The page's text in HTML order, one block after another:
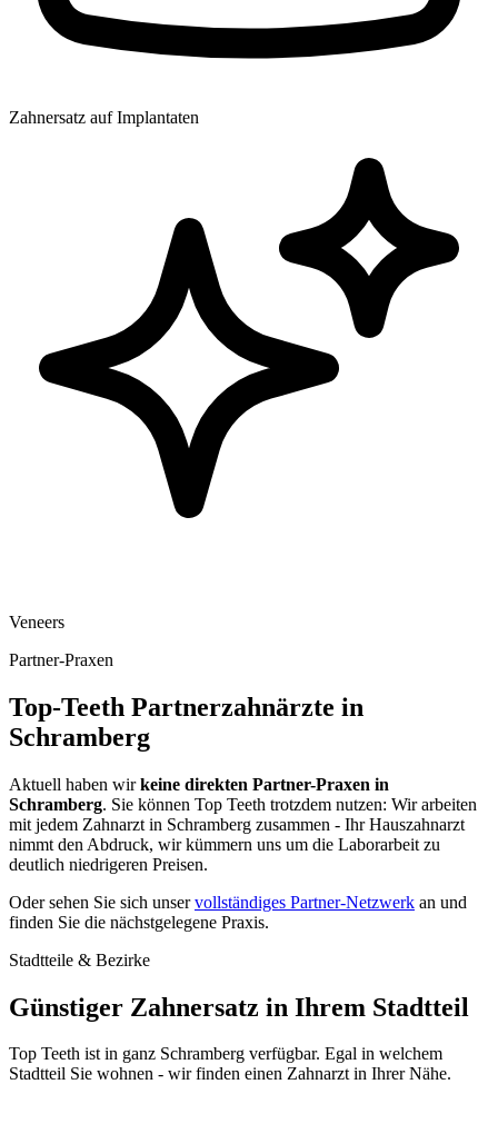
Zahnersatz auf Implantaten
Veneers
Partner-Praxen
Top-Teeth Partnerzahnärzte in
Schramberg
Aktuell haben wirkeine direkten Partner-Praxen in
Schramberg. Sie können Top Teeth trotzdem nutzen: Wir arbeiten
mit jedem Zahnarzt in Schramberg zusammen - Ihr Hauszahnarzt
nimmt den Abdruck, wir kümmern uns um die Laborarbeit zu
deutlich niedrigeren Preisen.
Oder sehen Sie sich unservollständiges Partner-Netzwerk an und
finden Sie die nächstgelegene Praxis.
Stadtteile & Bezirke
Günstiger Zahnersatz in Ihrem Stadtteil
Top Teeth ist in ganz Schramberg verfügbar. Egal in welchem
Stadtteil Sie wohnen - wir finden einen Zahnarzt in Ihrer Nähe.